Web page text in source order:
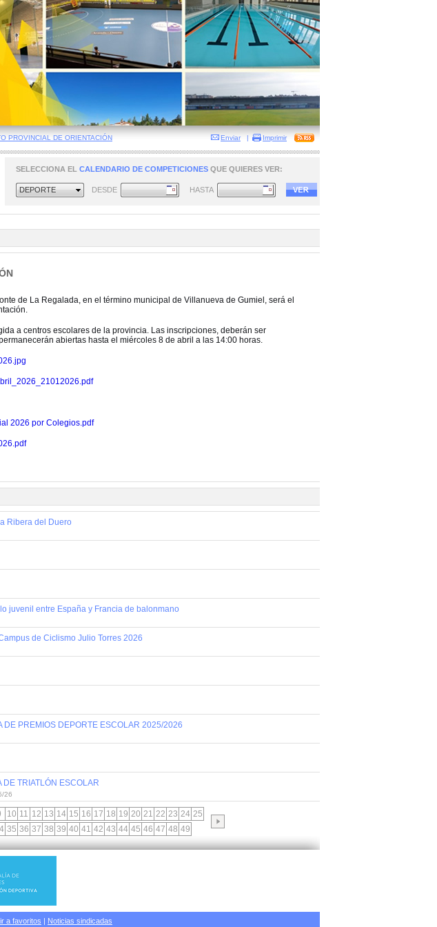
PROVINCIAL DE ORIENTACIÓN Enviar | Imprimir
SELECCIONA EL CALENDARIO DE COMPETICIONES QUE QUIERES VER:
DEPORTE DESDE HASTA
de La Regalada, en el término municipal de Villanueva de Gumiel, será el
a centros escolares de la provincia. Las inscripciones, deberán ser
abiertas hasta el miércoles 8 de abril a las 14:00 horas.
2026 por Colegios.pdf
Ribera del Duero
juvenil entre España y Francia de balonmano
de Ciclismo Julio Torres 2026
DE PREMIOS DEPORTE ESCOLAR 2025/2026
DE TRIATLÓN ESCOLAR
26
10 11 12 13 14 15 16 17 18 19 20 21 22 23 24 25
35 36 37 38 39 40 41 42 43 44 45 46 47 48 49
a favoritos | Noticias sindicadas